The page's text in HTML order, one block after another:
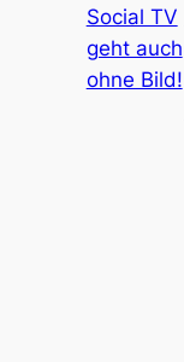
Social TV
geht auch
ohne Bild!